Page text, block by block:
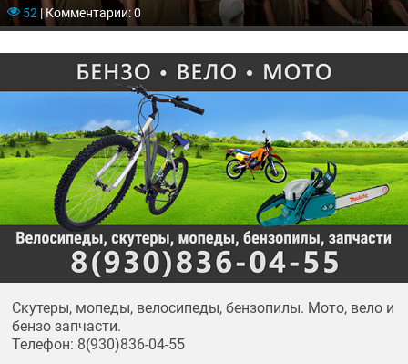
52 |Комментарии: 0
Скутеры, мопеды, велосипеды, бензопилы. Мото, вело и
бензо запчасти.
Телефон: 8(930)836-04-55